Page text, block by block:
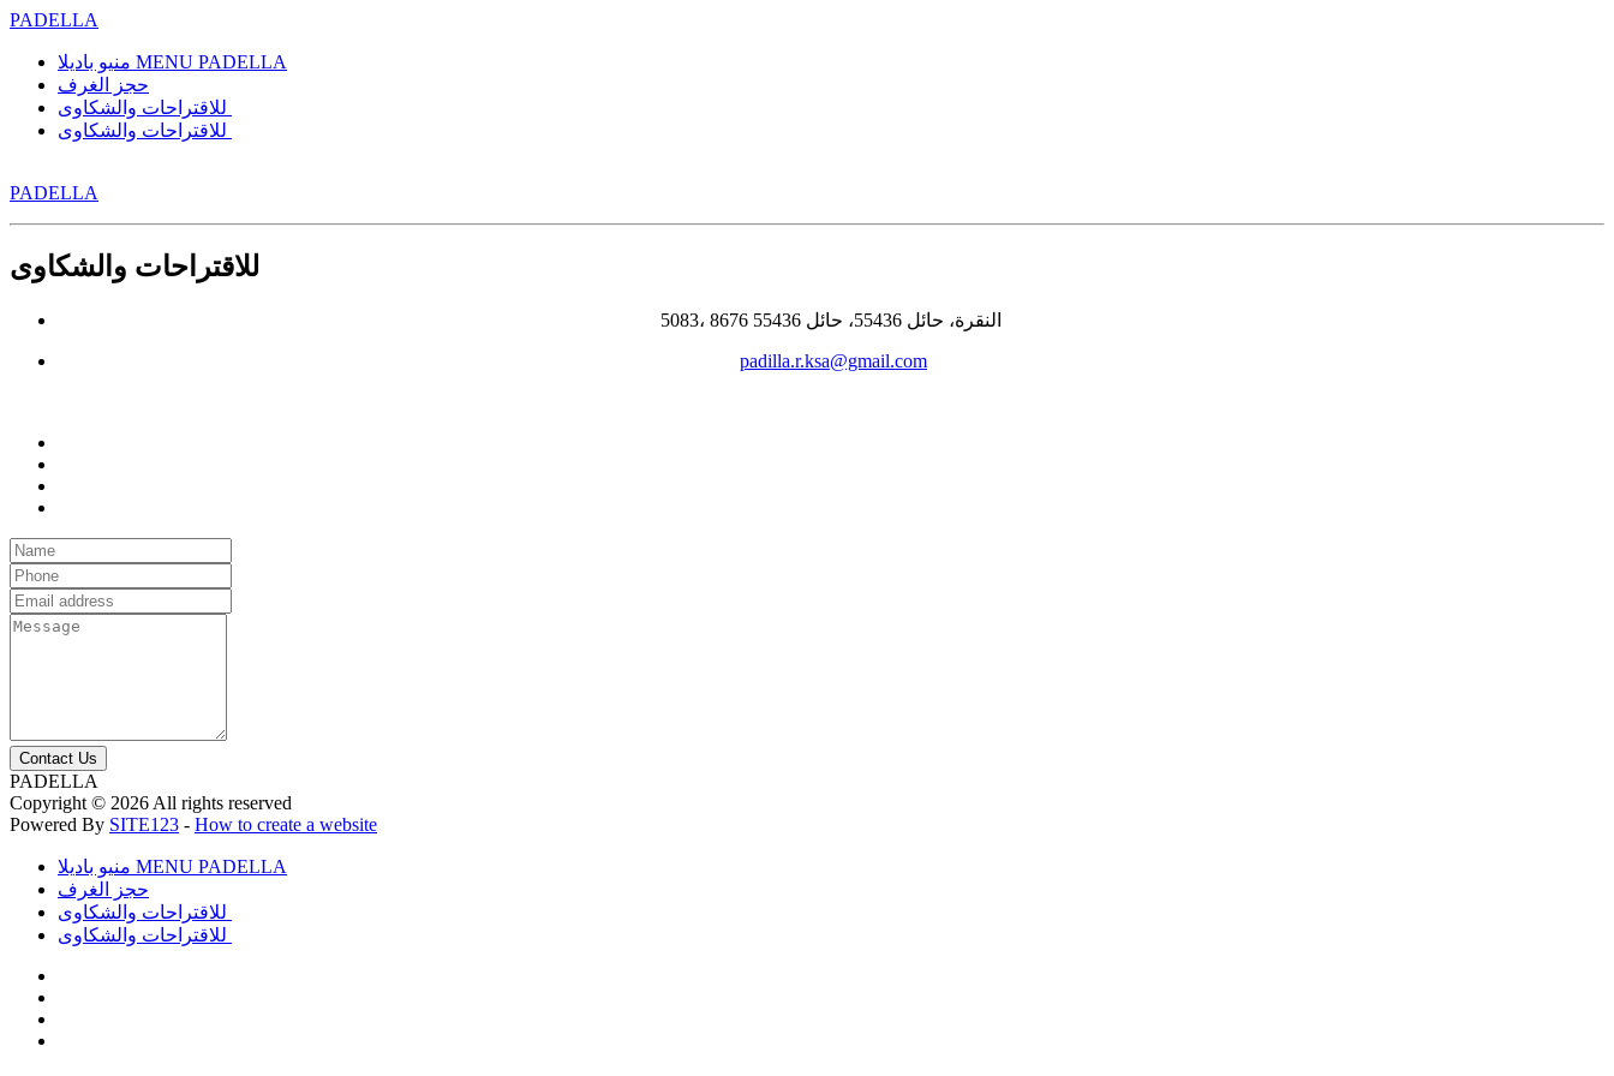
PADELLA
منيو باديلا MENU PADELLA
حجز الغرف
PADELLA
5083، النقرة، حائل 55436، حائل 55436 8676
padilla.r.ksa@gmail.com
Contact Us
PADELLA
Copyright © 2026 All rights reserved
Powered By SITE123 - How to create a website
منيو باديلا MENU PADELLA
حجز الغرف